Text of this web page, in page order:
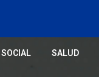
SOCIAL SALUD